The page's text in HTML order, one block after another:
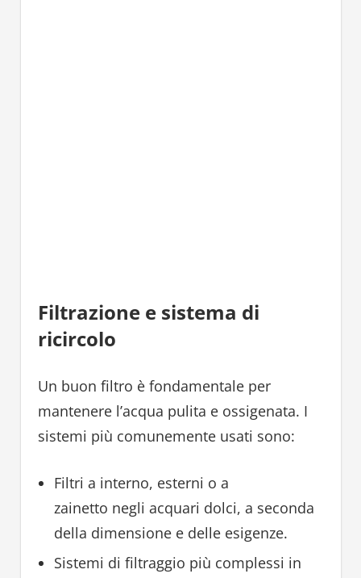
Filtrazione e sistema di
ricircolo
Un buon filtro è fondamentale per
mantenere l’acqua pulita e ossigenata. I
sistemi più comunemente usati sono:
Filtri a interno, esterni o a
zainetto negli acquari dolci, a seconda
della dimensione e delle esigenze.
Sistemi di filtraggio più complessi in